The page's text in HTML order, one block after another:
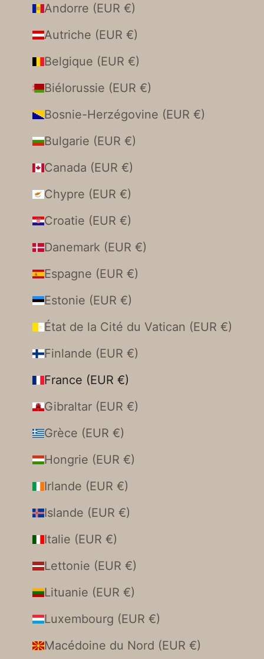
Andorre (EUR €)
Autriche (EUR €)
Belgique (EUR €)
Biélorussie (EUR €)
Bosnie-Herzégovine (EUR €)
Bulgarie (EUR €)
Canada (EUR €)
Chypre (EUR €)
Croatie (EUR €)
Danemark (EUR €)
Espagne (EUR €)
Estonie (EUR €)
État de la Cité du Vatican (EUR €)
Finlande (EUR €)
France (EUR €)
Gibraltar (EUR €)
Grèce (EUR €)
Hongrie (EUR €)
Irlande (EUR €)
Islande (EUR €)
Italie (EUR €)
Lettonie (EUR €)
Lituanie (EUR €)
Luxembourg (EUR €)
Macédoine du Nord (EUR €)